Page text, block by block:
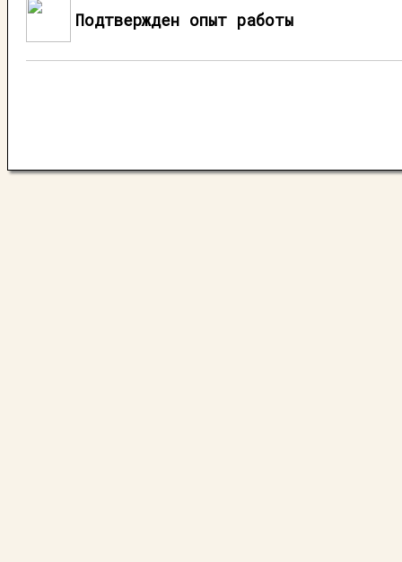
Подтвержден опыт работы